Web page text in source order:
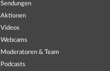
Sendungen
Aktionen
Videos
Webcams
Moderatoren & Team
Podcasts